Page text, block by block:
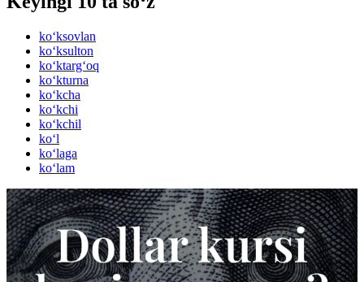
ko‘ksovlan
ko‘ksulton
ko‘ktarg‘oq
ko‘kturna
ko‘kcha
ko‘kchi
ko‘kchil
ko‘l
ko‘laga
ko‘lam